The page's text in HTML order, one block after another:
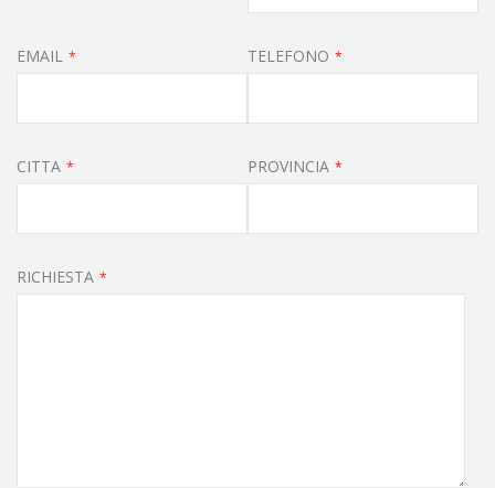
EMAIL TELEFONO
CITTA PROVINCIA
RICHIESTA